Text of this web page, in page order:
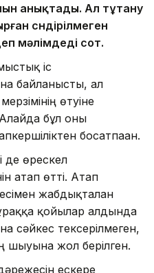
анықтады. Ал тұтану
сөндірілмеген
мәлімдеді сот.
іс
байланысты, ал
өтуіне
бұл оны
босатпаған.
де өрескел
атап өтті. Атап
жабдықталған
қойылар алдында
сәйкес тексерілмеген,
жол берілген.
ескере